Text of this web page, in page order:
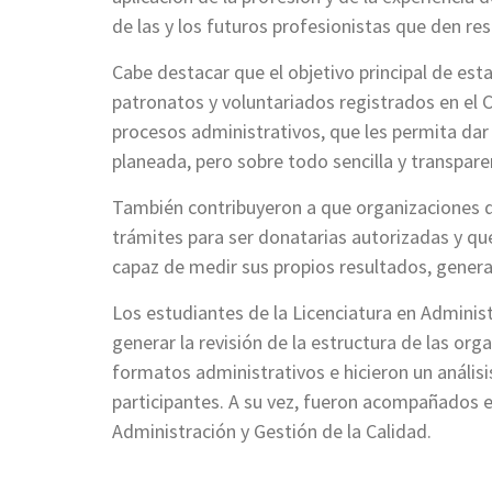
de las y los futuros profesionistas que den
Cabe destacar que el objetivo principal de
patronatos y voluntariados registrados en el
procesos administrativos, que les permita
planeada, pero sobre todo sencilla y
También contribuyeron a que organizaciones
trámites para ser donatarias autorizadas y
capaz de medir sus propios resultados,
Los estudiantes de la Licenciatura en
generar la revisión de la estructura de las
formatos administrativos e hicieron un
participantes. A su vez, fueron
Administración y Gestión de la Calidad.